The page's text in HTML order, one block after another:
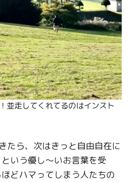
並走してくれてるのはインスト
たら、次はきっと自由自在に
いう優し〜いお言葉を受
どハマってしまう人たちの